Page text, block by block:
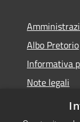
Albo Pretorio
Informativa
Note legali